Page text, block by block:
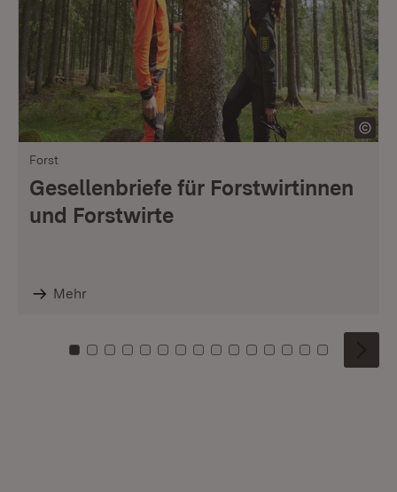
Forst
Gesellenbriefe für Forstwirtinnen
und Forstwirte
Mehr
Zu Kachel: 0
Zu Kachel: 1
Zu Kachel: 2
Zu Kachel: 3
Zu Kachel: 4
Zu Kachel: 5
Zu Kachel: 6
Zu Kachel: 7
Zu Kachel: 8
Zu Kachel: 9
Zu Kachel: 10
Zu Kachel: 11
Zu Kachel: 12
Zu Kachel:
Zu